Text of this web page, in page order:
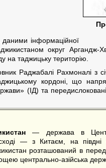
даними інформаційної
округ Аргандж-
на таджицьку територію.
Раджабалі Рахмоналі з
кордоні, що
(ІД) та
— держава в
— з Китаєм, на
розташований в
центрально-азійська